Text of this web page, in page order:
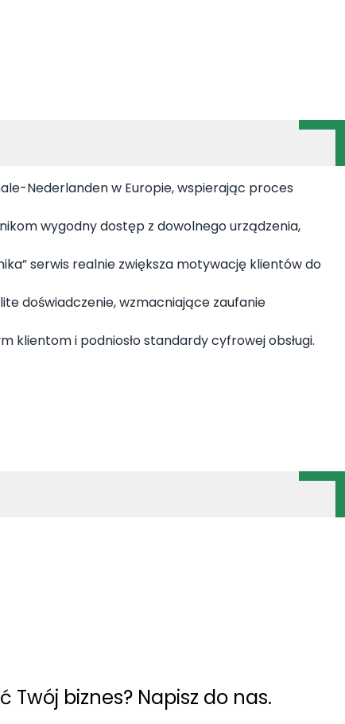
Nederlanden w Europie, wspierając proces
wygodny dostęp z dowolnego urządzenia,
serwis realnie zwiększa motywację klientów do
doświadczenie, wzmacniające zaufanie
klientom i podniosło standardy cyfrowej obsługi.
biznes? Napisz do nas.